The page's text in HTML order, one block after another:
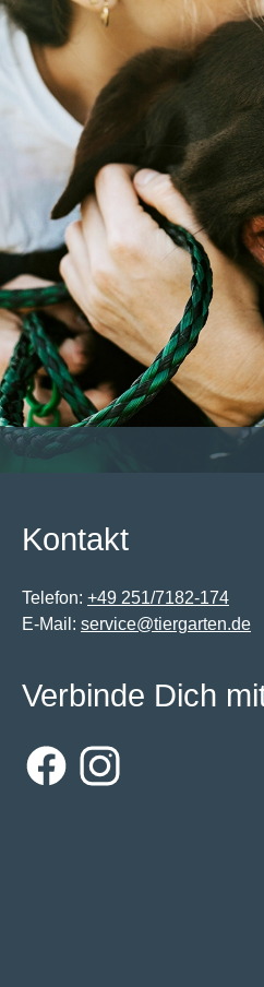
Kontakt
Telefon: +49 251/7182-174
E-Mail: service@tiergarten.de
Verbinde Dich
FacebookInstagram